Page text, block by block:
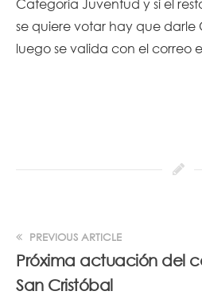
Categoría Juventud y si el
se quiere votar hay que darle
luego se valida con el correo
PREVIOUS ARTICLE
Próxima actuación del
San Cristóbal